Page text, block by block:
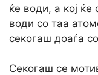
ќе води, а кој
води со таа
секогаш доаѓа
Секогаш се